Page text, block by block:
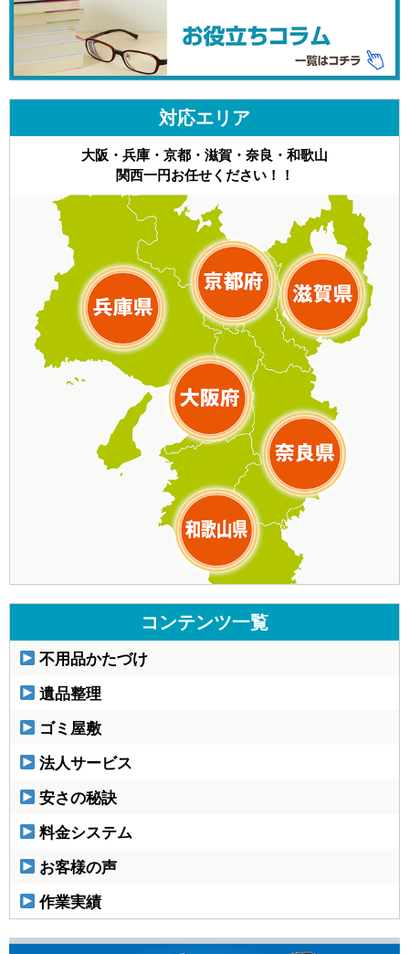
対応エリア
大阪・兵庫・京都・滋賀・奈良・和歌山
関西一円お任せください！！
コンテンツ一覧
不用品かたづけ
遺品整理
ゴミ屋敷
法人サービス
安さの秘訣
料金システム
お客様の声
作業実績